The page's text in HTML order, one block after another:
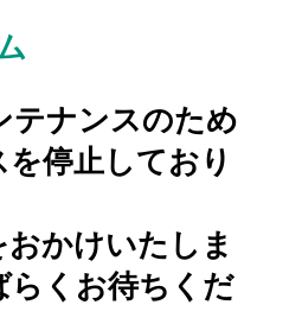
テナンスのため
停止しており
かけいたしま
らくお待ちくだ